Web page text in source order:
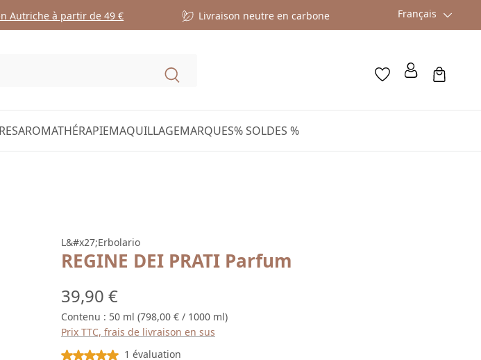
Autriche à partir de 49 € Livraison neutre en carbone Français
AROMATHÉRAPIEMAQUILLAGEMARQUES% SOLDES %
L&#x27;Erbolario
REGINE DEI PRATI Parfum
Prix régulier :
39,90 €
Contenu : 50 ml (798,00 € / 1000 ml)
Prix TTC, frais de livraison en sus
Note moyenne de 5 sur 5 étoiles
1 évaluation